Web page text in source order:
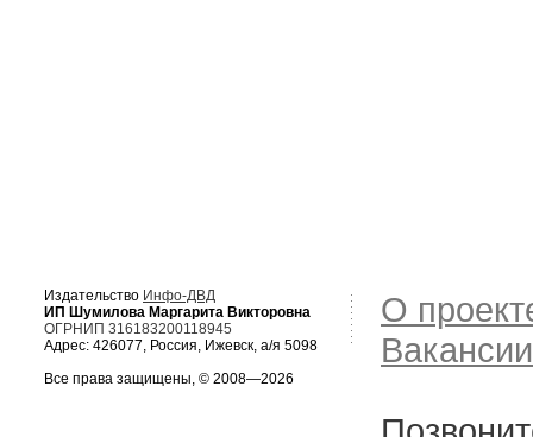
Издательство Инфо-ДВД
ИП Шумилова Маргарита Викторовна
ОГРНИП 316183200118945
Адрес: 426077, Россия, Ижевск, а/я 5098
Все права защищены, © 2008—2026
О
Вакансии